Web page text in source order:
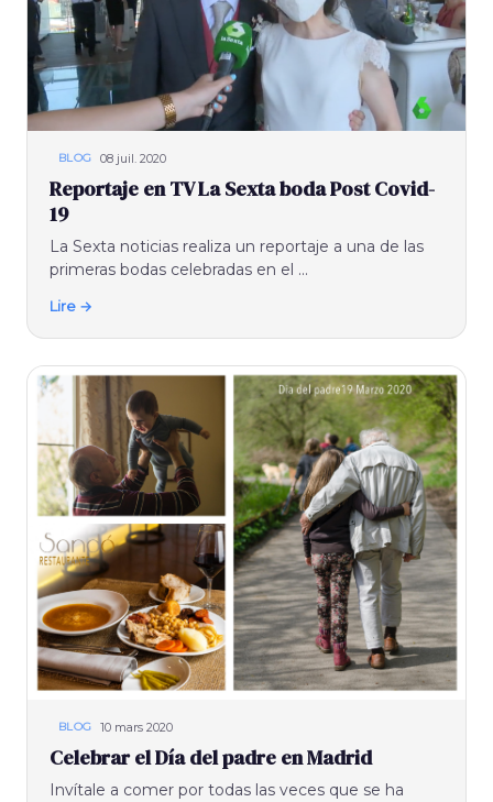
BLOG 08 juil. 2020
Reportaje en TV La Sexta boda Post Covid-
19
La Sexta noticias realiza un reportaje a una de las
primeras bodas celebradas en el ...
Lire →
BLOG 10 mars 2020
Celebrar el Día del padre en Madrid
Invítale a comer por todas las veces que se ha